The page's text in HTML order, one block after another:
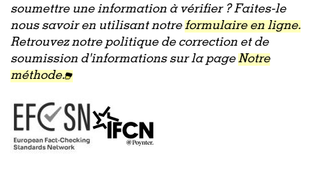
soumettre une information à vérifier ? Faites-le
nous savoir en utilisant notreformulaire en ligne.
Retrouvez notre politique de correction et de
soumission d'informations sur la pageNotre
méthode.